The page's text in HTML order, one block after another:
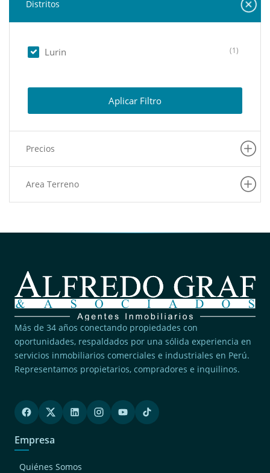
Distritos
Lurin (1)
Aplicar Filtro
Precios
Area Terreno
Más de 34 años conectando propiedades con
oportunidades, respaldados por una sólida experiencia en
servicios inmobiliarios comerciales e industriales en Perú.
Representamos propietarios, compradores e inquilinos.
Empresa
Quiénes Somos